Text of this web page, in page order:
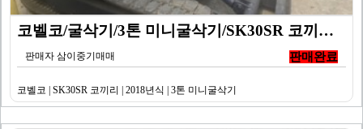
코벨코/굴삭기/3톤 미니굴삭기/SK30SR 코끼리/20…
판매자 삼이중기매매 판매완료
코벨코 | SK30SR 코끼리 | 2018년식 | 3톤 미니굴삭기